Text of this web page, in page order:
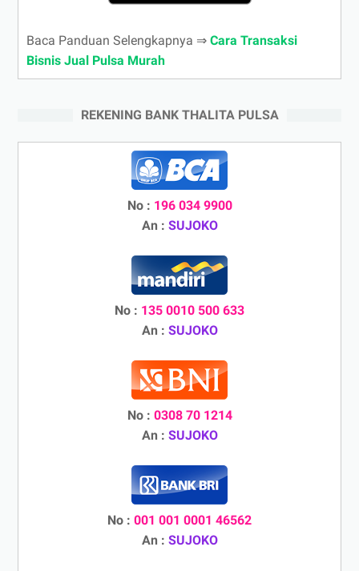
Baca Panduan Selengkapnya ⇒ Cara Transaksi
Bisnis Jual Pulsa Murah
REKENING BANK THALITA PULSA
No : 196 034 9900
An : SUJOKO
No : 135 0010 500 633
An : SUJOKO
No : 0308 70 1214
An : SUJOKO
No : 001 001 0001 46562
An : SUJOKO